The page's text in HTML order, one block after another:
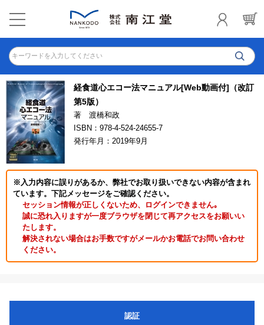
キーワードを入力してください
経食道心エコー法マニュアル[Web動画付]（改訂
第5版）
著 渡橋和政
ISBN：978-4-524-24655-7
発行年月：2019年9月
※入力内容に誤りがあるか、弊社でお取り扱いできない内容が含まれ
ています。下記メッセージをご確認ください。
セッション情報が正しくないため、ログインできません｡
誠に恐れ入りますが一度ブラウザを閉じて再アクセスをお願いい
たします。
解決されない場合はお手数ですがメールかお電話でお問い合わせ
ください。
認証